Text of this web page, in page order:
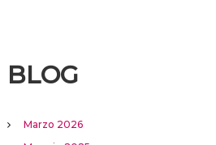
BLOG
Marzo 2026